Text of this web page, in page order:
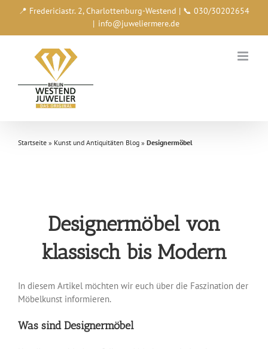
📍 Fredericiastr. 2, Charlottenburg-Westend | 📞 030/30202654
| info@juweliermere.de
Startseite » Kunst und Antiquitäten Blog » Designermöbel
Designermöbel von
klassisch bis Modern
In diesem Artikel möchten wir euch über die Faszination der
Möbelkunst informieren.
Was sind Designermöbel